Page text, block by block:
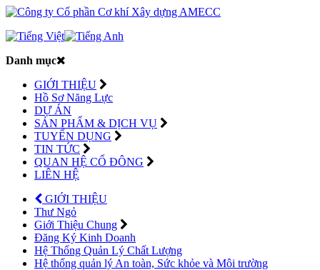
Danh mục
GIỚI THIỆU
Hồ Sơ Năng Lực
DỰ ÁN
SẢN PHẨM & DỊCH VỤ
TUYỂN DỤNG
TIN TỨC
QUAN HỆ CỔ ĐÔNG
LIÊN HỆ
GIỚI THIỆU
Thư Ngỏ
Giới Thiệu Chung
Đăng Ký Kinh Doanh
Hệ Thống Quản Lý Chất Lượng
Hệ thống quản lý An toàn, Sức khỏe và Môi trường